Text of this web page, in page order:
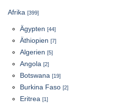
Afrika [399]
Ägypten [44]
Äthiopien [7]
Algerien [5]
Angola [2]
Botswana [19]
Burkina Faso [2]
Eritrea [1]